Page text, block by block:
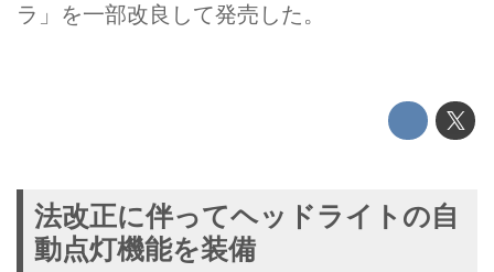
ラ」を一部改良して発売した。
法改正に伴ってヘッドライトの自
動点灯機能を装備